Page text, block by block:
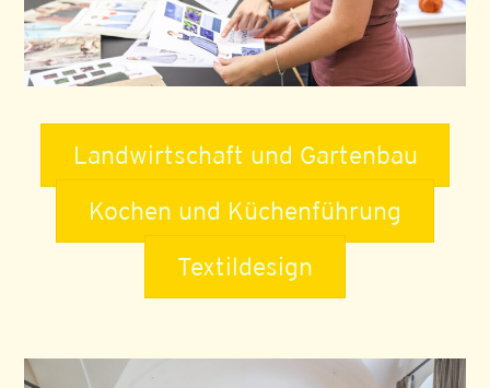
Landwirtschaft und Gartenbau
Kochen und Küchenführung
Textildesign